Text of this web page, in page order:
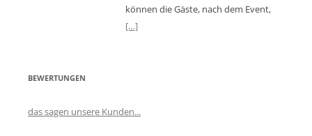
können die Gäste, nach dem Event,
[…]
BEWERTUNGEN
das sagen unsere Kunden...